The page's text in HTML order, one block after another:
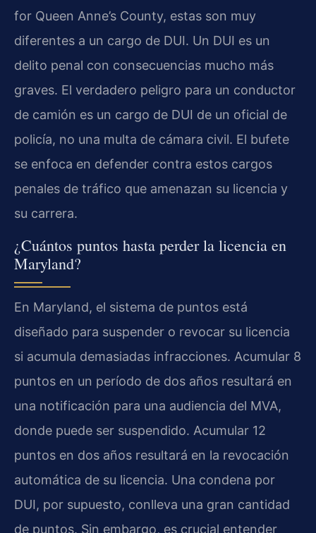
for Queen Anne’s County, estas son muy
diferentes a un cargo de DUI. Un DUI es un
delito penal con consecuencias mucho más
graves. El verdadero peligro para un conductor
de camión es un cargo de DUI de un oficial de
policía, no una multa de cámara civil. El bufete
se enfoca en defender contra estos cargos
penales de tráfico que amenazan su licencia y
su carrera.
¿Cuántos puntos hasta perder la licencia en
Maryland?
En Maryland, el sistema de puntos está
diseñado para suspender o revocar su licencia
si acumula demasiadas infracciones. Acumular 8
puntos en un período de dos años resultará en
una notificación para una audiencia del MVA,
donde puede ser suspendido. Acumular 12
puntos en dos años resultará en la revocación
automática de su licencia. Una condena por
DUI, por supuesto, conlleva una gran cantidad
de puntos. Sin embargo, es crucial entender